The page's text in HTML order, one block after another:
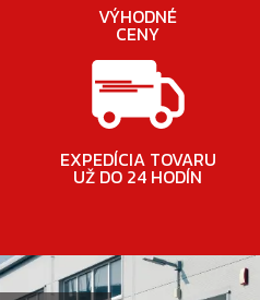
VÝHODNÉ
CENY
EXPEDÍCIA TOVARU
UŽ DO 24 HODÍN